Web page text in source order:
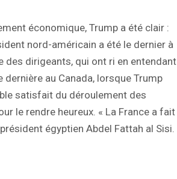
économique, Trump a été clair :
nord-américain a été le dernier à
des dirigeants, qui ont ri en entendant
au Canada, lorsque Trump
satisfait du déroulement des
le rendre heureux. « La France a fait
égyptien Abdel Fattah al Sisi.